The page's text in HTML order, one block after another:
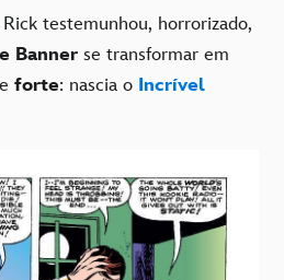
testemunhou, horrorizado,
Banner se transformar em
e forte: nascia o Incrível